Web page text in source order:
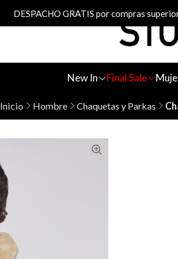
New In Final Sale
DESPACHO GRATIS por compras
Inicio Hombre Chaquetas y Parkas